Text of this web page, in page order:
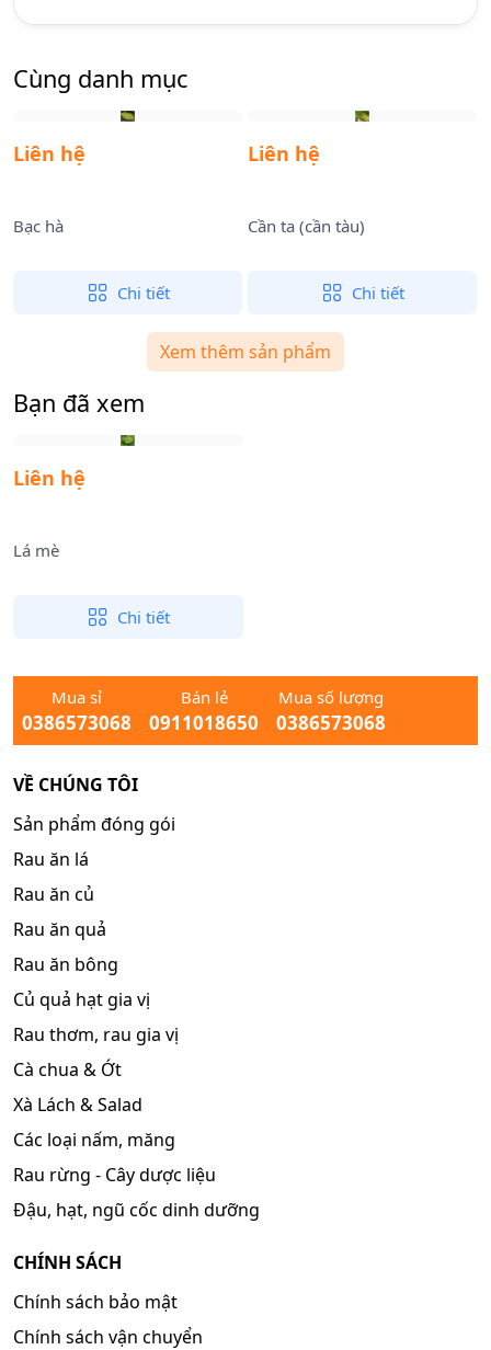
Cùng danh mục
Liên hệ
Bạc hà
Chi tiết
Liên hệ
Cần ta (cần tàu)
Chi tiết
Xem thêm sản phẩm
Bạn đã xem
Liên hệ
Lá mè
Chi tiết
Mua sỉ
0386573068
Bán lẻ
0911018650
Mua số lượng
0386573068
VỀ CHÚNG TÔI
Sản phẩm đóng gói
Rau ăn lá
Rau ăn củ
Rau ăn quả
Rau ăn bông
Củ quả hạt gia vị
Rau thơm, rau gia vị
Cà chua & Ớt
Xà Lách & Salad
Các loại nấm, măng
Rau rừng - Cây dược liệu
Đậu, hạt, ngũ cốc dinh dưỡng
CHÍNH SÁCH
Chính sách bảo mật
Chính sách vận chuyển